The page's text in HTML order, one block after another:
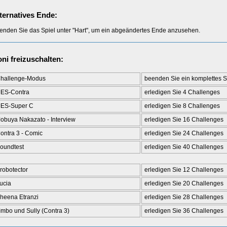
Ende:
Sie das Spiel unter "Hart", um ein abgeändertes Ende anzusehen.
freizuschalten:
Modus
beenden Sie ein komplettes
Contra
erledigen Sie 4 Challenges
Super C
erledigen Sie 8 Challenges
Nakazato - Interview
erledigen Sie 16 Challenges
3 - Comic
erledigen Sie 24 Challenges
erledigen Sie 40 Challenges
erledigen Sie 12 Challenges
erledigen Sie 20 Challenges
Etranzi
erledigen Sie 28 Challenges
und Sully (Contra 3)
erledigen Sie 36 Challenges